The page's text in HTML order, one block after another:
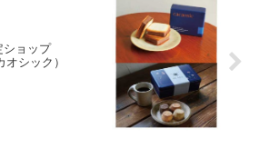
ョップ
オシック）